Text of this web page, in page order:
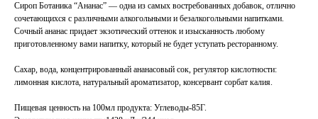
Сироп Ботаника “Ананас” — одна из самых востребованных добавок, отлично
сочетающихся с различными алкогольными и безалкогольными напитками.
Сочный ананас придает экзотический оттенок и изысканность любому
приготовленному вами напитку, который не будет уступать ресторанному.
Сахар, вода, концентрированный ананасовый сок, регулятор кислотности:
лимонная кислота, натуральный ароматизатор, консервант сорбат калия.
Пищевая ценность на 100мл продукта: Углеводы-85Г.